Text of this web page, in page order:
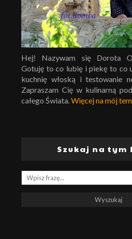
Hej! Nazywam się Dorota
Gotuję to co lubię i piekę to co
kuchnię włoską i testowanie
Zapraszam Cię w kulinarną
całego Świata. Więcej na mój
Szukaj na tym